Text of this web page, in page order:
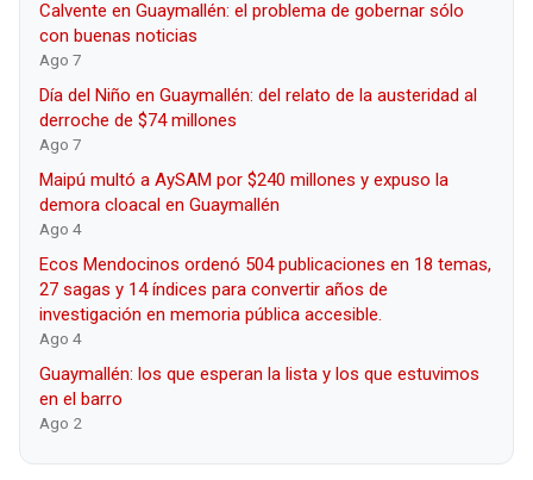
Calvente en Guaymallén: el problema de gobernar sólo
con buenas noticias
Ago 7
Día del Niño en Guaymallén: del relato de la austeridad al
derroche de $74 millones
Ago 7
Maipú multó a AySAM por $240 millones y expuso la
demora cloacal en Guaymallén
Ago 4
Ecos Mendocinos ordenó 504 publicaciones en 18 temas,
27 sagas y 14 índices para convertir años de
investigación en memoria pública accesible.
Ago 4
Guaymallén: los que esperan la lista y los que estuvimos
en el barro
Ago 2